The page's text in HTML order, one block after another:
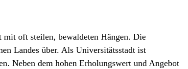
mit oft steilen, bewaldeten Hängen. Die
Landes über. Als Universitätsstadt ist
Neben dem hohen Erholungswert und Angebot